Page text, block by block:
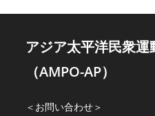
アジア太平洋民衆
（AMPO-AP）
＜お問い合わせ＞